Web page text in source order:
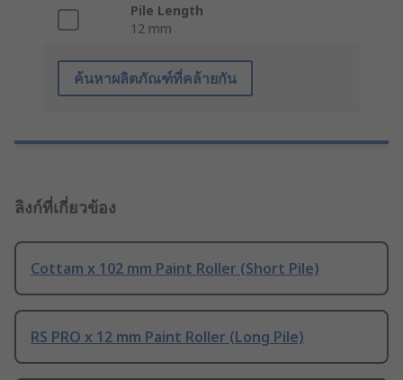
Pile Length
12 mm
ค้นหาผลิตภัณฑ์ที่คล้ายกัน
ลิงก์ที่เกี่ยวข้อง
Cottam x 102 mm Paint Roller (Short Pile)
RS PRO x 12 mm Paint Roller (Long Pile)